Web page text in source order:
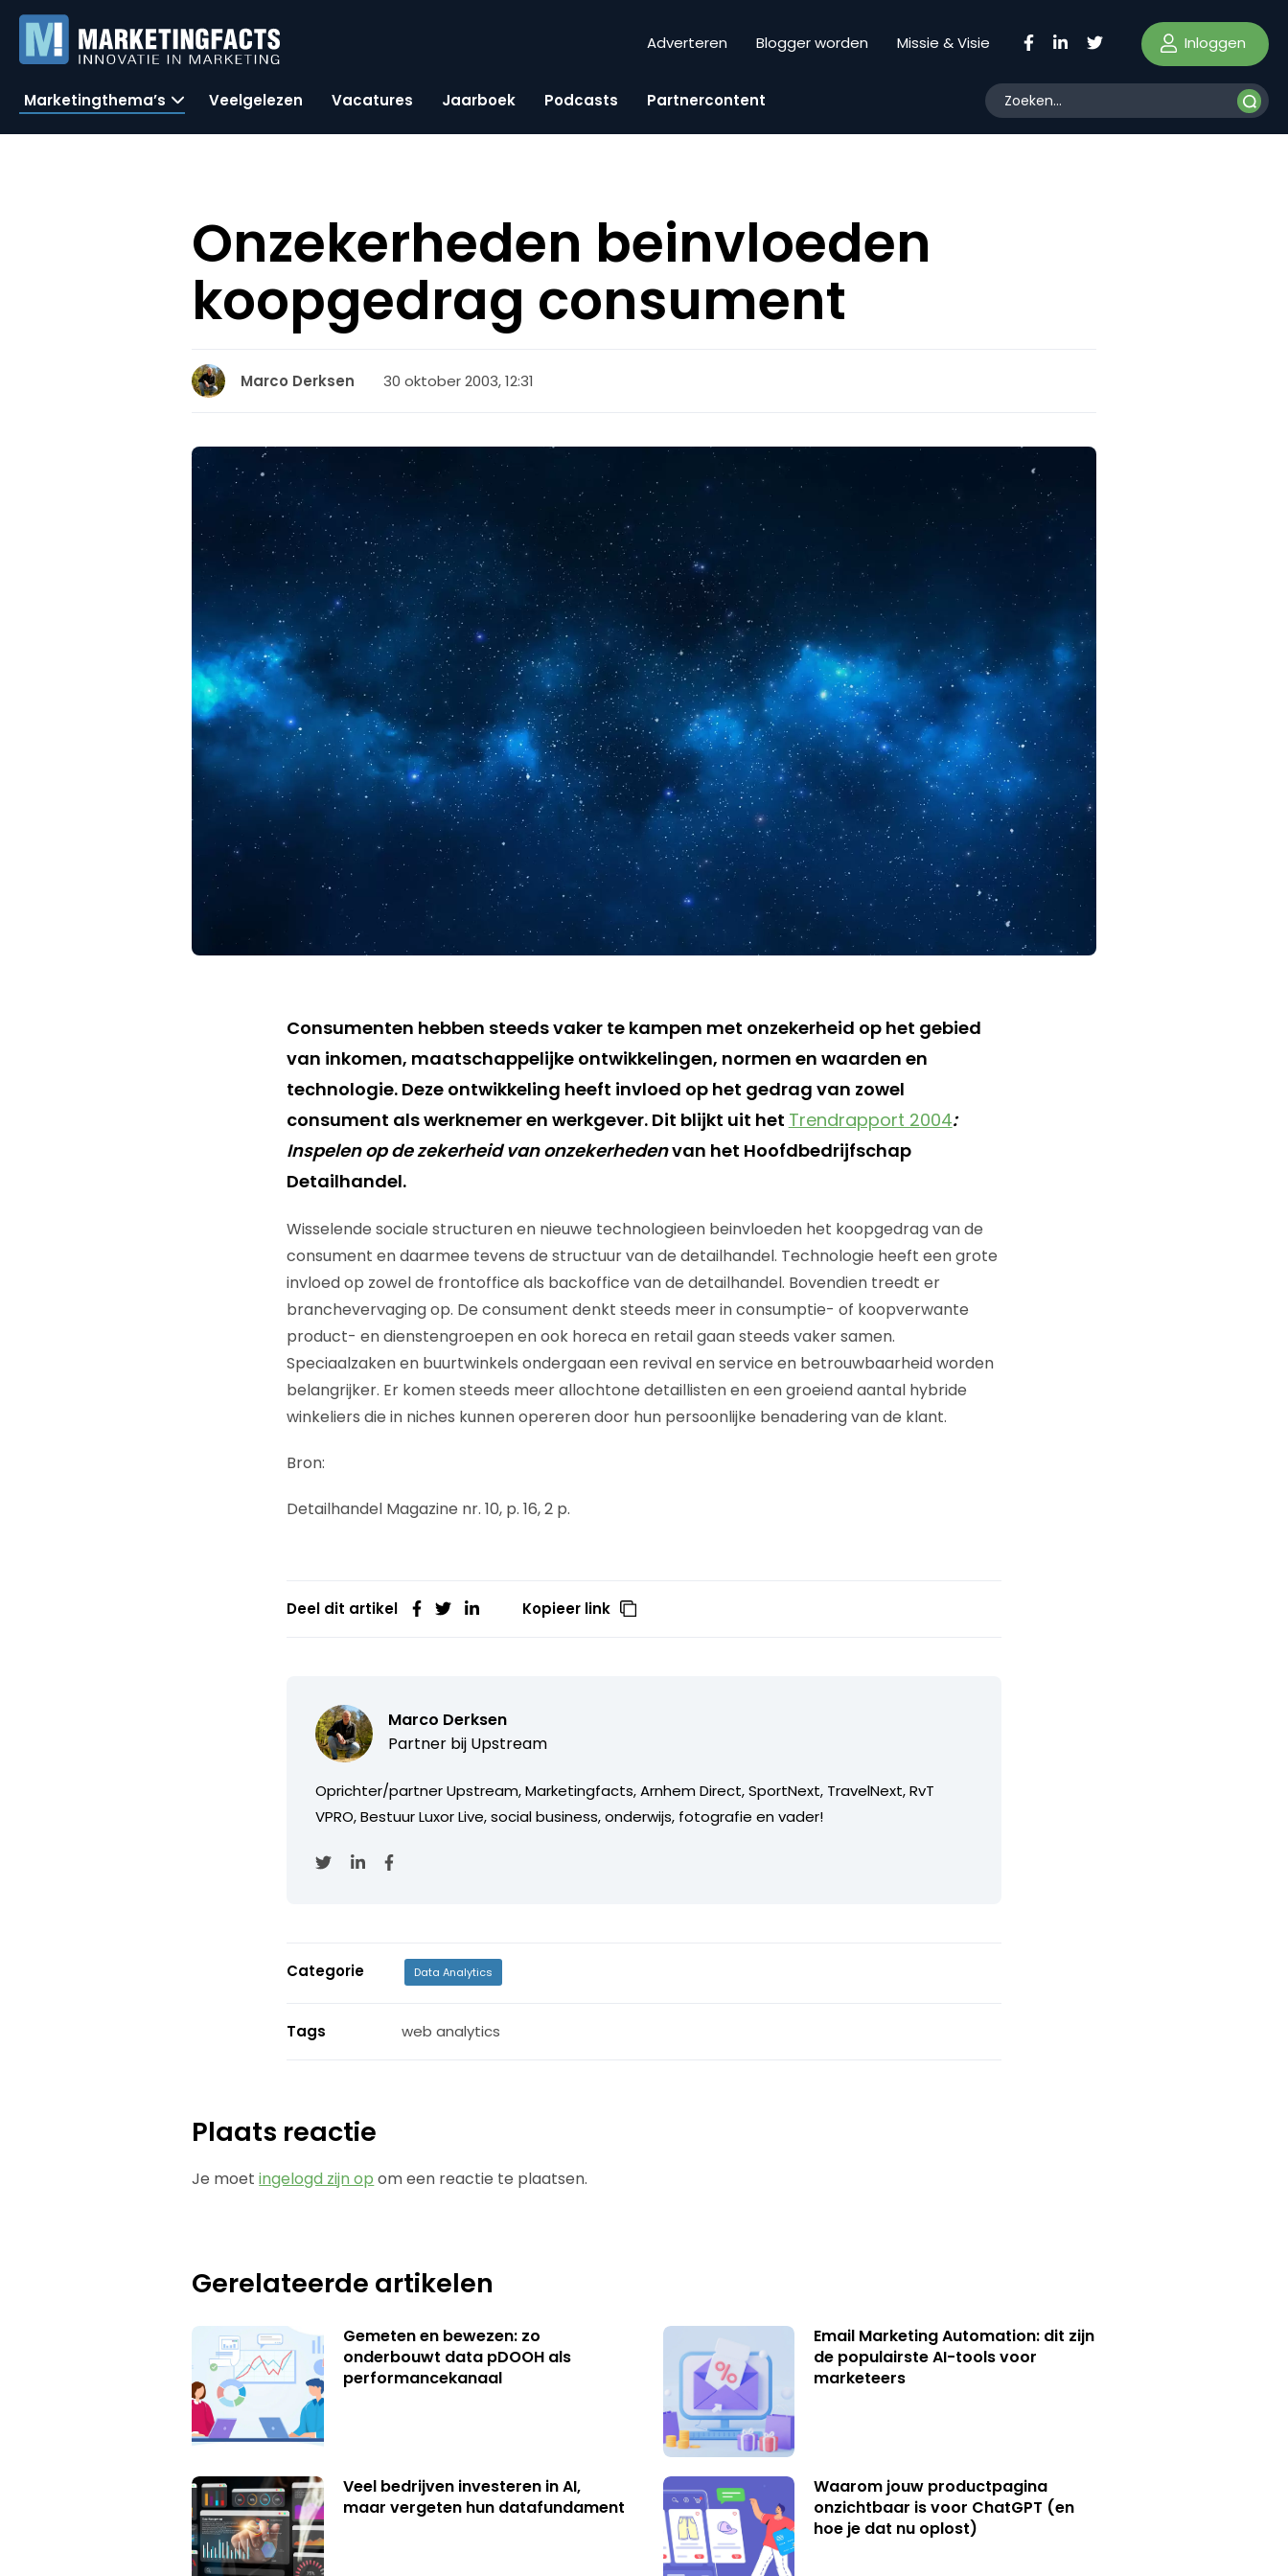
Adverteren Blogger worden Missie & Visie Inloggen
Marketingthema’s Veelgelezen Vacatures Jaarboek Podcasts Partnercontent
Onzekerheden beinvloeden
koopgedrag consument
Marco Derksen 30 oktober 2003, 12:31
Consumenten hebben steeds vaker te kampen met onzekerheid op het gebied
van inkomen, maatschappelijke ontwikkelingen, normen en waarden en
technologie. Deze ontwikkeling heeft invloed op het gedrag van zowel
consument als werknemer en werkgever. Dit blijkt uit het Trendrapport 2004:
Inspelen op de zekerheid van onzekerhedenvan het Hoofdbedrijfschap
Detailhandel.
Wisselende sociale structuren en nieuwe technologieen beinvloeden het koopgedrag van de
consument en daarmee tevens de structuur van de detailhandel. Technologie heeft een grote
invloed op zowel de frontoffice als backoffice van de detailhandel. Bovendien treedt er
branchevervaging op. De consument denkt steeds meer in consumptie- of koopverwante
product- en dienstengroepen en ook horeca en retail gaan steeds vaker samen.
Speciaalzaken en buurtwinkels ondergaan een revival en service en betrouwbaarheid worden
belangrijker. Er komen steeds meer allochtone detaillisten en een groeiend aantal hybride
winkeliers die in niches kunnen opereren door hun persoonlijke benadering van de klant.
Bron:
Detailhandel Magazine nr. 10, p. 16, 2 p.
Deel dit artikel Kopieer link
Marco Derksen
Partner bij Upstream
Oprichter/partner Upstream, Marketingfacts, Arnhem Direct, SportNext, TravelNext, RvT
VPRO, Bestuur Luxor Live, social business, onderwijs, fotografie en vader!
Categorie Data Analytics
Tags web analytics
Plaats reactie
Je moetingelogd zijn op om een reactie te plaatsen.
Gerelateerde artikelen
Gemeten en bewezen: zo
onderbouwt data pDOOH als
performancekanaal
Email Marketing Automation: dit zijn
de populairste AI-tools voor
marketeers
Veel bedrijven investeren in AI,
maar vergeten hun datafundament
Waarom jouw productpagina
onzichtbaar is voor ChatGPT (en
hoe je dat nu oplost)